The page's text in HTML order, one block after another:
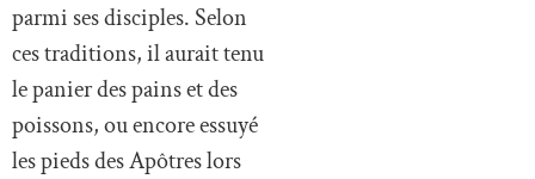
parmi ses disciples. Selon
ces traditions, il aurait tenu
le panier des pains et des
poissons, ou encore essuyé
les pieds des Apôtres lors